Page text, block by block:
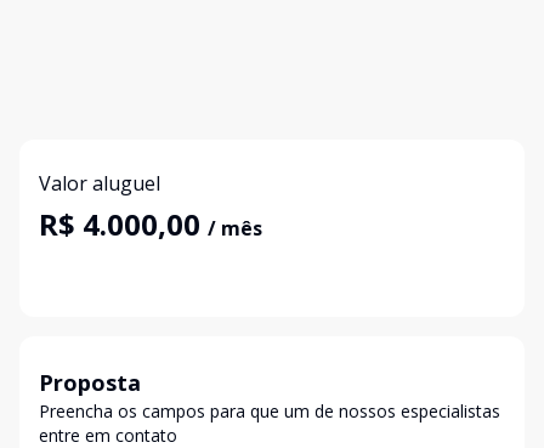
Valor aluguel
R$ 4.000,00 / mês
Proposta
Preencha os campos para que um de nossos especialistas
entre em contato